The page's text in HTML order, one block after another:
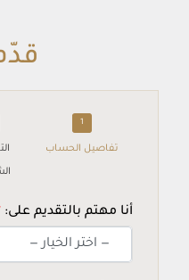
Accounts Arabic
تفاصيل الحساب
أنا مهتم بالتقديم على:
— اختر الخيار —